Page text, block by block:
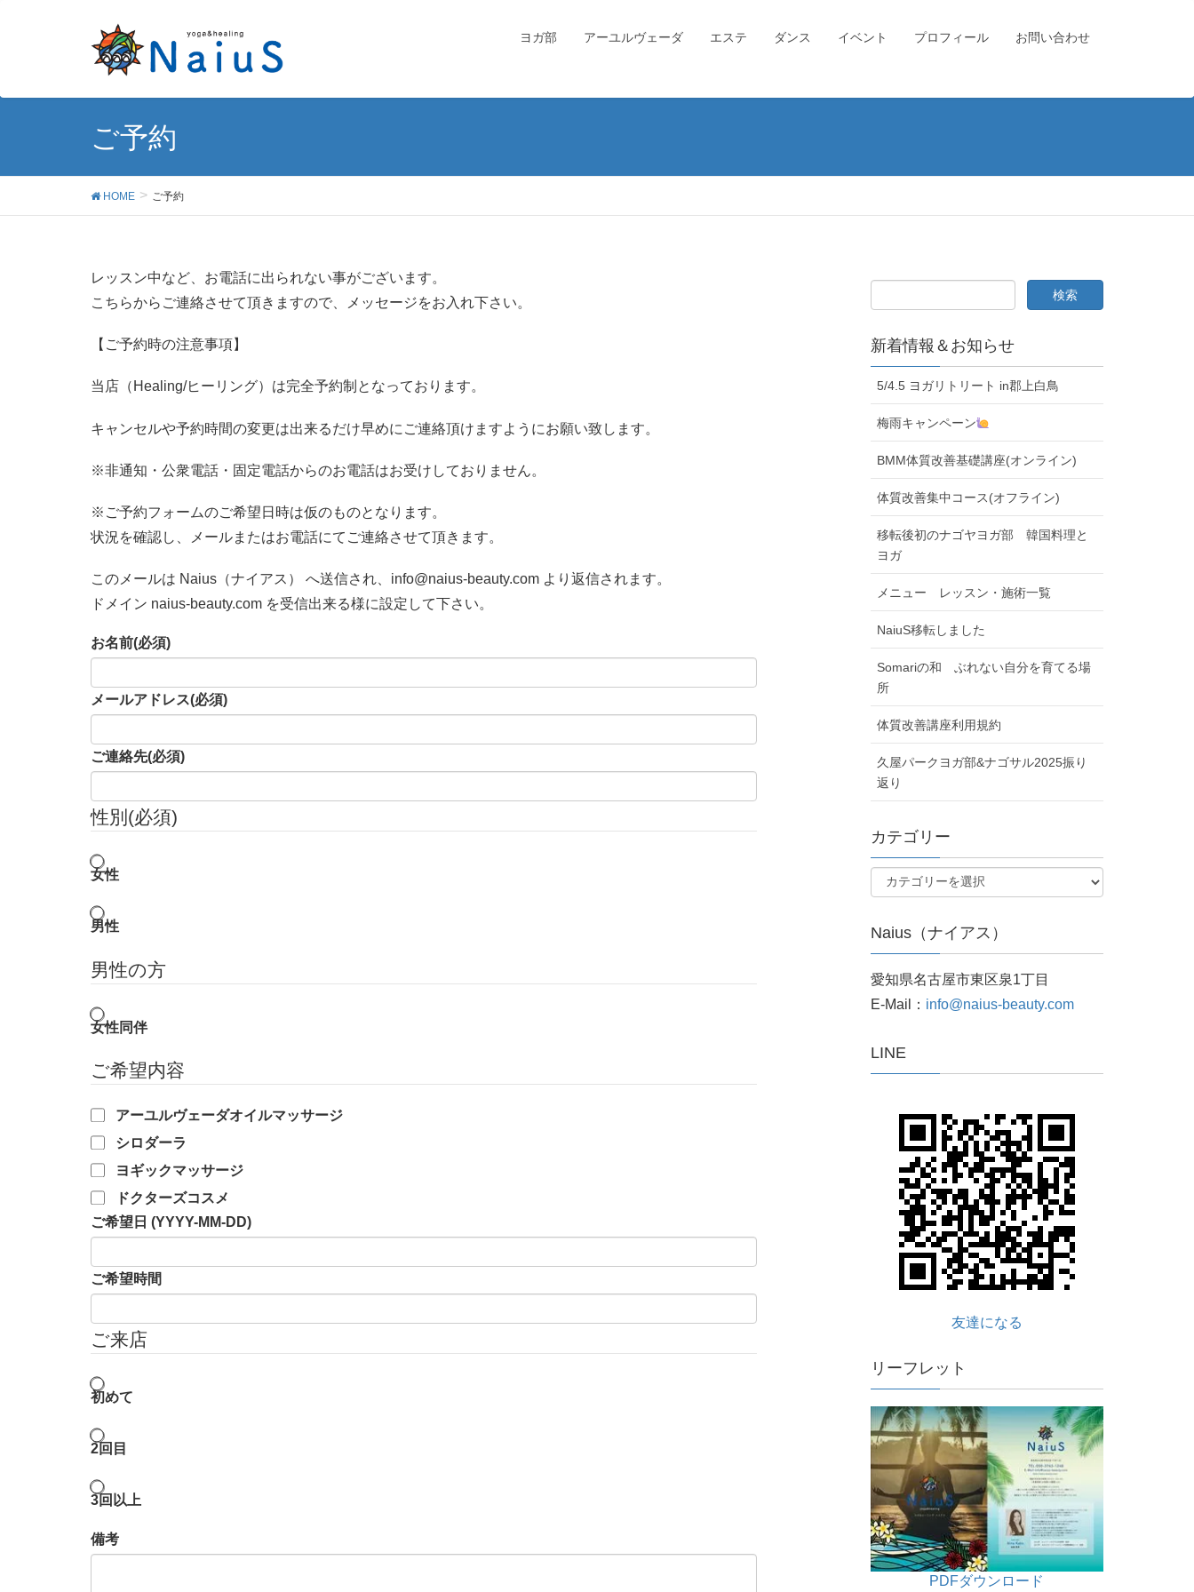
ヨガ部 アーユルヴェーダ エステ ダンス イベント プロフィール お問い合わせ
ご予約
HOME ご予約
レッスン中など、お電話に出られない事がございます。
こちらからご連絡させて頂きますので、メッセージをお入れ下さい。
【ご予約時の注意事項】
当店（Healing/ヒーリング）は完全予約制となっております。
キャンセルや予約時間の変更は出来るだけ早めにご連絡頂けますようにお願い致します。
※非通知・公衆電話・固定電話からのお電話はお受けしておりません。
※ご予約フォームのご希望日時は仮のものとなります。
状況を確認し、メールまたはお電話にてご連絡させて頂きます。
このメールは Naius（ナイアス） へ送信され、info@naius-beauty.com より返信されます。
ドメイン naius-beauty.com を受信出来る様に設定して下さい。
お名前(必須)
メールアドレス(必須)
ご連絡先(必須)
性別 (必須)
女性
男性
男性の方
女性同伴
ご希望内容
アーユルヴェーダオイルマッサージ
シロダーラ
ヨギックマッサージ
ドクターズコスメ
ご希望日 (YYYY-MM-DD)
ご希望時間
ご来店
初めて
2回目
3回以上
備考
新着情報＆お知らせ
5/4.5 ヨガリトリート in郡上白鳥
梅雨キャンペーン
BMM体質改善基礎講座(オンライン)
体質改善集中コース(オフライン)
移転後初のナゴヤヨガ部 韓国料理と
ヨガ
メニュー レッスン・施術一覧
NaiuS移転しました
Somariの和 ぶれない自分を育てる場
所
体質改善講座利用規約
久屋パークヨガ部&ナゴサル2025振り
返り
カテゴリー
Naius（ナイアス）
愛知県名古屋市東区泉1丁目
E-Mail： info@naius-beauty.com
LINE
友達になる
リーフレット
PDFダウンロード